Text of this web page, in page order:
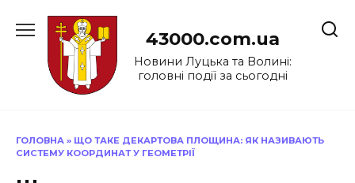
до
43000.com.ua
Новини Луцька та Волині:
головні події за сьогодні
ГОЛОВНА » ЩО ТАКЕ ДЕКАРТОВА ПЛОЩИНА: ЯК НАЗИВАЮТЬ
СИСТЕМУ КООРДИНАТ У ГЕОМЕТРІЇ